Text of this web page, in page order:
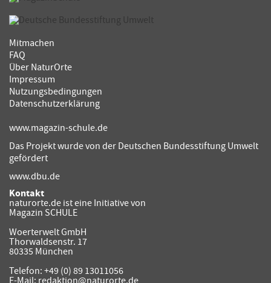
Mitmachen
FAQ
Über NaturOrte
Impressum
Nutzungsbedingungen
Datenschutzerklärung
www.magazin-schule.de
Das Projekt wurde von der Deutschen Bundesstiftung Umwelt
gefördert
www.dbu.de
Kontakt
naturorte.de ist eine Initiative von
Magazin SCHULE
Woerterwelt GmbH
Thorwaldsenstr. 17
80335 München
Telefon: +49 (0) 89 13011056